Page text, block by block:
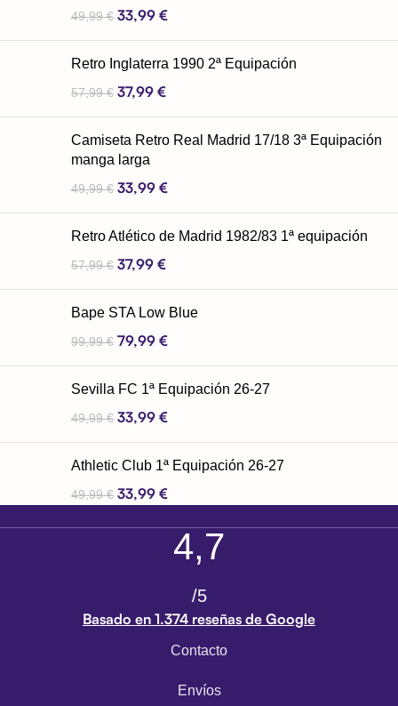
49,99€ 33,99 €
Retro Inglaterra 1990 2ª Equipación
57,99€ 37,99 €
Camiseta Retro Real Madrid 17/18 3ª Equipación
manga larga
49,99€ 33,99 €
Retro Atlético de Madrid 1982/83 1ª equipación
57,99€ 37,99 €
Bape STA Low Blue
99,99€ 79,99 €
Sevilla FC 1ª Equipación 26-27
49,99€ 33,99 €
Athletic Club 1ª Equipación 26-27
49,99€ 33,99 €
4,7
/5
Basado en 1.374 reseñas de Google
Contacto
Envíos